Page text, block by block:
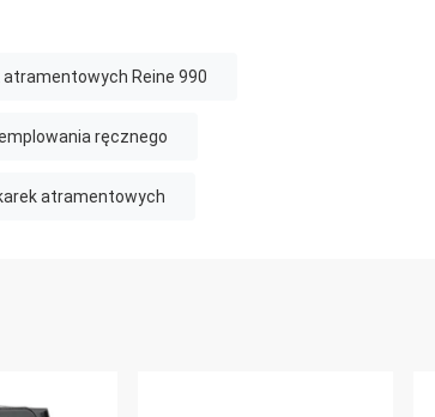
Reine 990
ręcznego
atramentowych